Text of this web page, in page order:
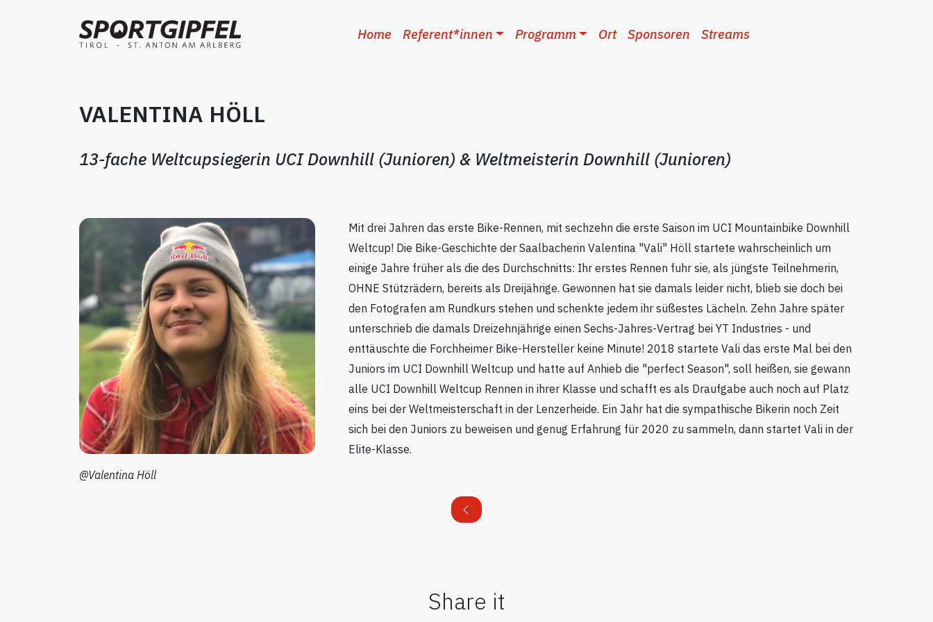
Home Referent*innen Programm Ort Sponsoren Streams
VALENTINA HÖLL
13-fache Weltcupsiegerin UCI Downhill (Junioren) & Weltmeisterin Downhill (Junioren)
@Valentina Höll
Mit drei Jahren das erste Bike-Rennen, mit sechzehn die erste Saison im UCI Mountainbike Downhill
Weltcup! Die Bike-Geschichte der Saalbacherin Valentina "Vali" Höll startete wahrscheinlich um
einige Jahre früher als die des Durchschnitts: Ihr erstes Rennen fuhr sie, als jüngste Teilnehmerin,
OHNE Stützrädern, bereits als Dreijährige. Gewonnen hat sie damals leider nicht, blieb sie doch bei
den Fotografen am Rundkurs stehen und schenkte jedem ihr süßestes Lächeln. Zehn Jahre später
unterschrieb die damals Dreizehnjährige einen Sechs-Jahres-Vertrag bei YT Industries - und
enttäuschte die Forchheimer Bike-Hersteller keine Minute! 2018 startete Vali das erste Mal bei den
Juniors im UCI Downhill Weltcup und hatte auf Anhieb die "perfect Season", soll heißen, sie gewann
alle UCI Downhill Weltcup Rennen in ihrer Klasse und schafft es als Draufgabe auch noch auf Platz
eins bei der Weltmeisterschaft in der Lenzerheide. Ein Jahr hat die sympathische Bikerin noch Zeit
sich bei den Juniors zu beweisen und genug Erfahrung für 2020 zu sammeln, dann startet Vali in der
Elite-Klasse.
Share it